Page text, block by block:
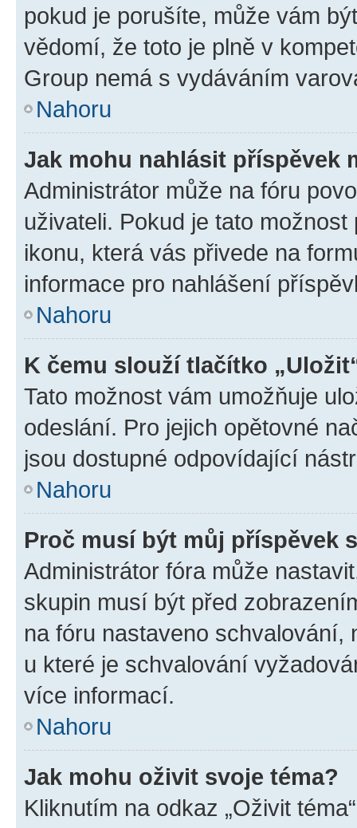
pokud je porušíte, může vám
vědomí, že toto je plně v
Group nemá s vydáváním
Nahoru
Jak mohu nahlásit příspěvek
Administrátor může na fóru
uživateli. Pokud je tato
ikonu, která vás přivede na
informace pro nahlášení
Nahoru
K čemu slouží tlačítko
Tato možnost vám umožňuje
odeslání. Pro jejich opětovné
jsou dostupné odpovídající
Nahoru
Proč musí být můj příspěvek
Administrátor fóra může
skupin musí být před
na fóru nastaveno schvalování,
u které je schvalování
více informací.
Nahoru
Jak mohu oživit svoje téma?
Kliknutím na odkaz „Oživit